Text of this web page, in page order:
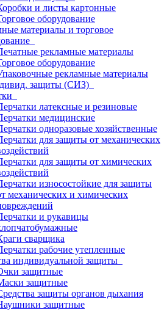
и листы картонные
оборудование
материалы и торговое
рекламные материалы
оборудование
рекламные материалы
защиты (СИЗ)
латексные и резиновые
медицинские
одноразовые хозяйственные
для защиты от механических
для защиты от химических
износостойкие для защиты
механических и химических
и рукавицы
сварщика
рабочие утепленные
индивидуальной защиты
защитные
защитные
защиты органов дыхания
защитные